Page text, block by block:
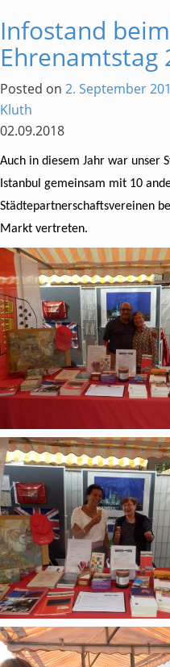
Infostand
Ehrenamtstag
Posted on 2. September
Kluth
02.09.2018
Auch in diesem Jahr war unser
Istanbul gemeinsam mit 10
Städtepartnerschaftsvereinen
Markt vertreten.